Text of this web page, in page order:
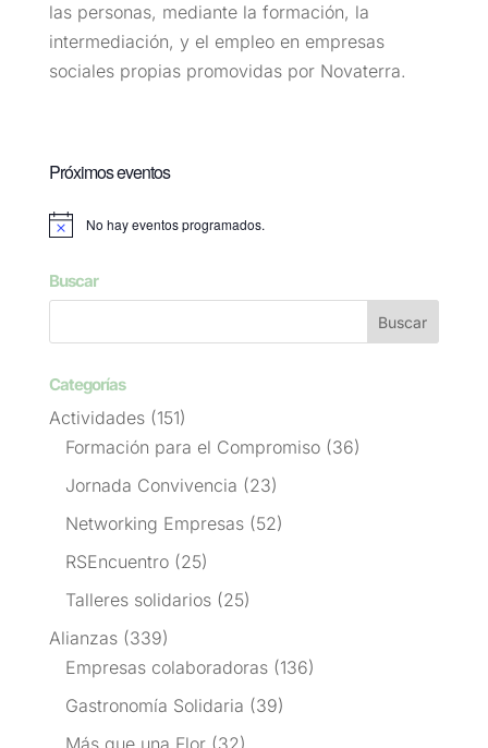
las personas, mediante la formación, la
intermediación, y el empleo en empresas
sociales propias promovidas por Novaterra.
Próximos eventos
Aviso No hay eventos programados.
Buscar
Categorías
Actividades(151)
Formación para el Compromiso(36)
Jornada Convivencia (23)
Networking Empresas(52)
RSEncuentro(25)
Talleres solidarios(25)
Alianzas(339)
Empresas colaboradoras(136)
Gastronomía Solidaria (39)